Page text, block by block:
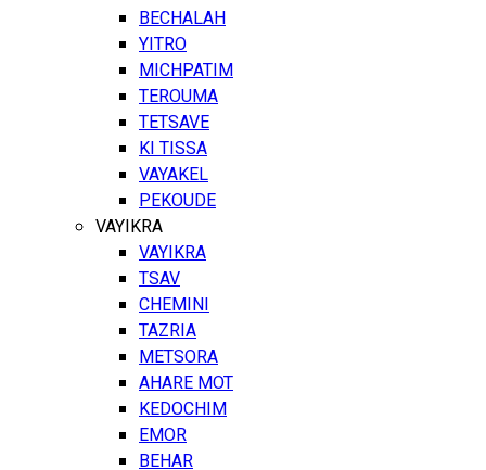
BECHALAH
YITRO
MICHPATIM
TEROUMA
TETSAVE
KI TISSA
VAYAKEL
PEKOUDE
VAYIKRA
VAYIKRA
TSAV
CHEMINI
TAZRIA
METSORA
AHARE MOT
KEDOCHIM
EMOR
BEHAR